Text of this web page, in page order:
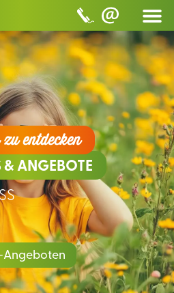
entdecken
& ANGEBOTE